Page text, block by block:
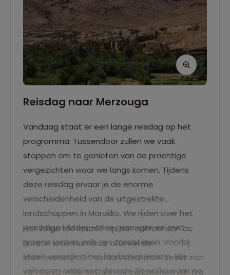
Reisdag naar Merzouga
Vandaag staat er een lange reisdag op het
programma. Tussendoor zullen we vaak
stoppen om te genieten van de prachtige
vergezichten waar we langs komen. Tijdens
deze reisdag ervaar je de enorme
verscheidenheid van de uitgestrekte
landschappen in Marokko. We rijden over het
prachtige Midden-Atlas gebergte vol met
groene velden, kalk- en zandstenen. Voorbij
Midelt verandert het landschap enorm. We
vervolgen onze weg door de Ziz-vallei waar we
Het volgende landschap dat optrekt aan de
horizon is de Hamada, oftewel de
steenwoestijn. Dit natuurverschijnsel strekt zich
van de Ziz Vallei tot aan de zandduinen van Erg